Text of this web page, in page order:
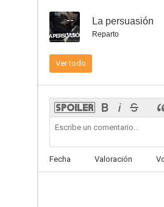
-- La persuasión
Reparto
Ver todo
Fecha Valoración